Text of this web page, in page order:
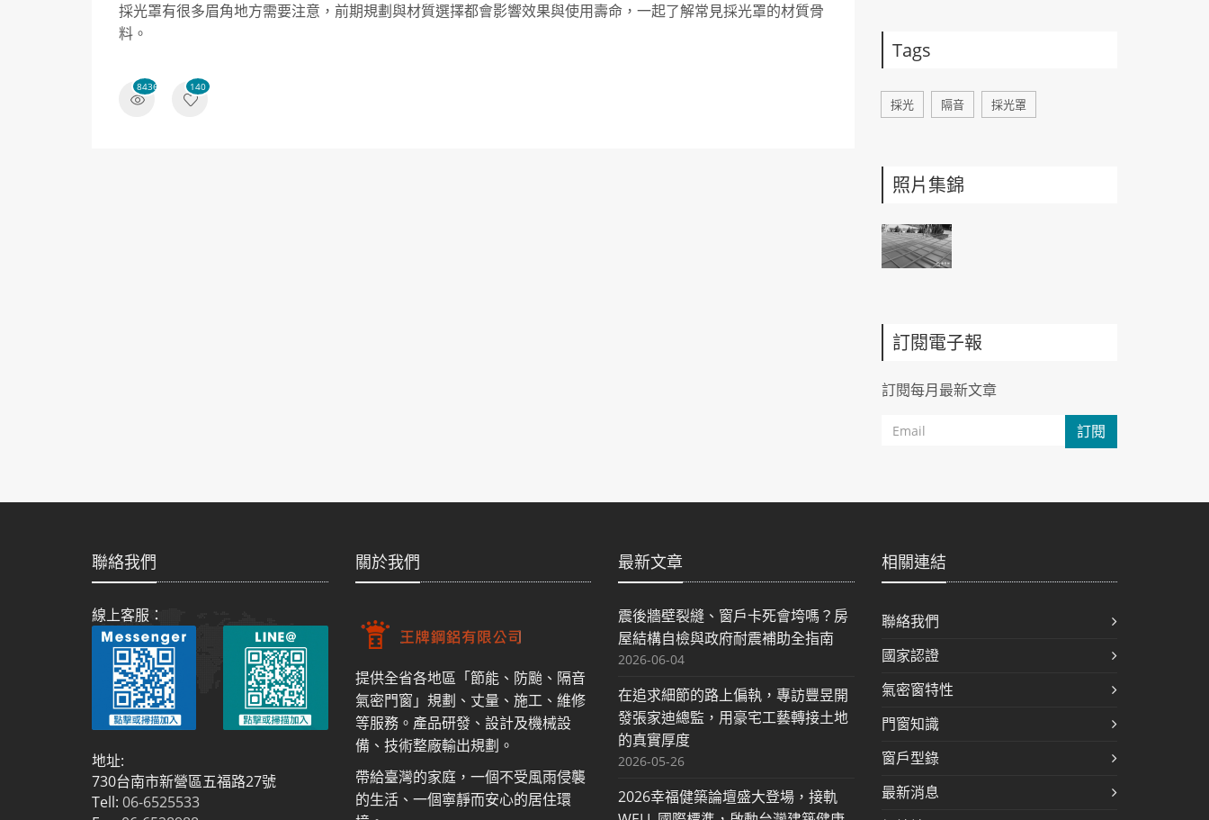
採光罩有很多眉角地方需要注意，前期規劃與材質選擇都會影響效果與使用壽命，一起了解常見採光罩的材質骨
料。
84361 140
Tags
採光 隔音 採光罩
照片集錦
訂閱電子報
訂閱每月最新文章
訂閱
聯絡我們
線上客服：
地址:
730台南市新營區五福路27號
Tell: 06-6525533
關於我們
提供全省各地區「節能、防颱、隔音
氣密門窗」規劃、丈量、施工、維修
等服務。產品研發、設計及機械設
備、技術整廠輸出規劃。
帶給臺灣的家庭，一個不受風雨侵襲
的生活、一個寧靜而安心的居住環
最新文章
震後牆壁裂縫、窗戶卡死會垮嗎？房
屋結構自檢與政府耐震補助全指南
2026-06-04
在追求細節的路上偏執，專訪豐昱開
發張家迪總監，用豪宅工藝轉接土地
的真實厚度
2026-05-26
2026幸福健築論壇盛大登場，接軌
相關連結
聯絡我們
國家認證
氣密窗特性
門窗知識
窗戶型錄
最新消息